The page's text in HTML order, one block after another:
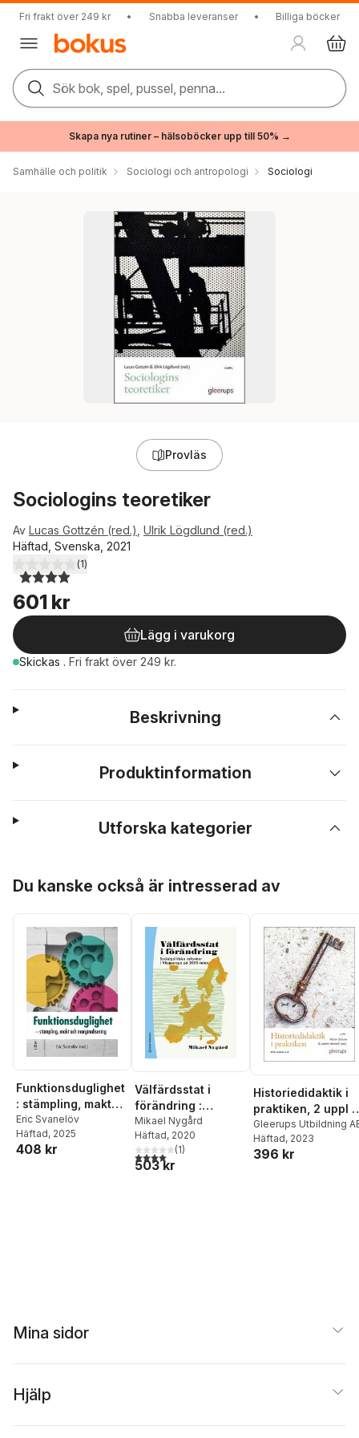
Fri frakt över 249 kr • Snabba leveranser • Billiga böcker
Sök bok, spel, pussel, penna...
Skapa nya rutiner – hälsoböcker upp till 50% →
Samhälle och politik Sociologi och antropologi Sociologi
Provläs
Sociologins teoretiker
Av Lucas Gottzén (red.) Ulrik Lögdlund (red.)
Häftad, Svenska, 2021
4,0utav 5 stjärnor. Totalt antal röster:
(1)
601 kr
Lägg i varukorg
Skickas . Fri frakt över 249 kr.
Beskrivning
Produktinformation
Utforska kategorier
Du kanske också är intresserad av
Funktionsduglighet
: stämpling, makt
och
marginalisering
Eric Svanelöv
Häftad, 2025
408 kr
Välfärdsstat i
förändring :
socialpolitiska
reformer i
Västeuropa på
2000-talet
Mikael Nygård
Häftad, 2020
4,0utav 5 stjärnor. Totalt antal röster:
(1)
503 kr
Historiedidaktik i
praktiken, 2 uppl :
För lärare 4-9
Gleerups Utbildning
Häftad, 2023
396 kr
Mina sidor
Hjälp